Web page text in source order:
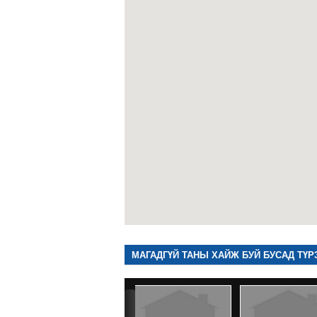
МАГАДГҮЙ ТАНЫ ХАЙЖ БУЙ БУСАД